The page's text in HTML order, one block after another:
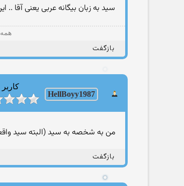
سید به زبان بیگانه عربی یعنی آقا
بازگفت
HellBoyy1987
کاربر
من به شخصه به سید (البته سید
بازگفت